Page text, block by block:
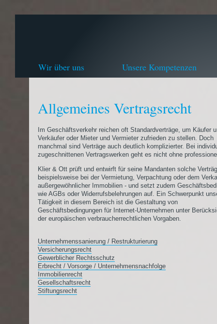
Wir über uns Unsere Kompetenzen
Allgemeines Vertragsrecht
Im Geschäftsverkehr reichen oft Standardverträge, um Käufer
Verkäufer oder Mieter und Vermieter zufrieden zu stellen. Doch
manchmal sind Verträge auch deutlich komplizierter. Bei
zugeschnittenen Vertragswerken geht es nicht ohne
Klier & Ott prüft und entwirft für seine Mandanten solche
beispielsweise bei der Vermietung, Verpachtung oder dem
außergewöhnlicher Immobilien - und setzt zudem
wie AGBs oder Widerrufsbelehrungen auf. Ein Schwerpunkt
Tätigkeit in diesem Bereich ist die Gestaltung von
Geschäftsbedingungen für Internet-Unternehmen unter
der europäischen verbraucherrechtlichen Vorgaben.
Unternehmenssanierung / Restrukturierung
Versicherungsrecht
Gewerblicher Rechtsschutz
Erbrecht / Vorsorge / Unternehmensnachfolge
Immobilienrecht
Gesellschaftsrecht
Stiftungsrecht